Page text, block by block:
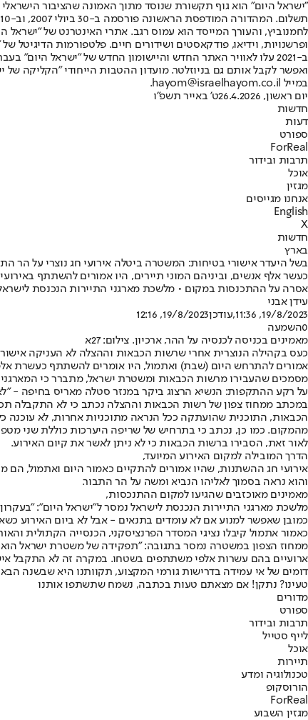
"ישראל היום" הוא גוף תקשורת שנוסד מתוך האמונה שהציבור הישראלי
ופרשנויות, וידיאו, פודקאסטים ושידורים חיים. פלטפורמות הדיגיטל
ב-2021 עלו לאוויר האתר החדש והיישומון החדש של "ישראל
ואפשר לקבל אותם גם בניוזלטר. מועדון ההטבות הייחודי "הקליקה
במייל hayom@israelhayom.co.il.
יום ראשון, 26.4.2026
ט' באייר תשפ"ו
חדשות
דעות
ספורט
ForReal
תרבות ובידור
אוכל
מגזין
אנחנו מגייסים
English
X
חדשות
בארץ
בשל היעדר אישורי בטיחות: המשטרה ביטלה אירועי חג נוצרי על הר
כעשר אלף אנשים, וביניהם המוני תיירים, היו אמורים להשתתף
אסרה על ההתכנסות במקום • מלשכת מארגני התיירות הנכנסת
עידן אבני
19/8/2023, 11:36
,עודכן19/8/2023, 12:16
0השמעה
מאמינים בכניסה לכנסיה על ההר, ארכיון. צילום: 27א
כעס בקהילה הנוצרית אחרי שרשות הכבאות וההצלה לא העניקה
אמורים להתרחש היום (שבת) ואתמול, היו אומרים להשתתף כעשרת
מסמכים שהעבירו מרשות הכבאות ומשטרת ישראל, מתברר כי
על רקע ההתקפות: הנשיא הרצוג ביקר במנזר סטלה מאריס בחיפה -
במכתב ממחוז צפון של רשות הכבאות וההצלה נכתב כי לא התקבלה
הכבאות, התוכנית שהועתקה ככל הנראה מתוכניות אחרות, לא עוכנה
מהמקום. כמו כן, נכתב כי בתרחיש של שריפה היערכות כוללת שני מטפי
לאור זאת, הסבירו ברשות הכבאות כי לא ניתן לאשר את קיום האירוע.
הדרך המובילה למקום האירוע המיועד,
אירועי חג ההשתנות, שהיו אמורים להתקיים כאמור היום ואתמול, הם
והוא נראה בסמוך לאליהו הנביא ומשה על הר התבור.
מאמינים מאוכזבים שהגיעו למקום ההתנכסות,
מלשכת מארגני התיירות הנכנסת לישראל נמסר ל"ישראל היום":
כמובן שאפשר למנוע אם לא עומדים בתנאים - אבל לא ביום האירוע
כאמור אתמול קיבלו נציגי המסדר הפרנציסקני, הכנסייה הקתולית
ממחוז הצפון במשטרה נמסר בתגובה: "תפקידה של משטרת ישראל הוא
ארועיים בהם עשרות אלפי משתתפים בשטחו. במקרה זה לא התקבל
דומים של אי עמידה בדרישות גורמי המקצוע, תקוותנו היא שבשנה
טעינו? נתקן! אם מצאתם טעות בכתבה, נשמח שתשתפו אותנו
מדורים
ספורט
תרבות ובידור
לייף סטייל
אוכל
תיירות
טכנולוגיה ומדע
הורוסקופ
ForReal
מגזין השבוע